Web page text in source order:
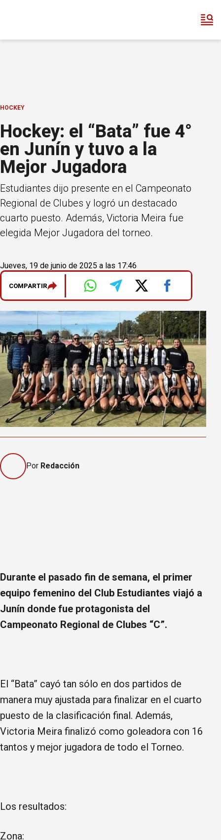
HOCKEY
Hockey: el “Bata” fue 4°
en Junín y tuvo a la
Mejor Jugadora
Estudiantes dijo presente en el Campeonato
Regional de Clubes y logró un destacado
cuarto puesto. Además, Victoria Meira fue
elegida Mejor Jugadora del torneo.
Jueves, 19 de junio de 2025 a las 17:46
COMPARTIR
Por Redacción
Durante el pasado fin de semana, el primer
equipo femenino del Club Estudiantes viajó a
Junín donde fue protagonista del
Campeonato Regional de Clubes “C”.
El “Bata” cayó tan sólo en dos partidos de
manera muy ajustada para finalizar en el cuarto
puesto de la clasificación final. Además,
Victoria Meira finalizó como goleadora con 16
tantos y mejor jugadora de todo el Torneo.
Los resultados:
Zona: